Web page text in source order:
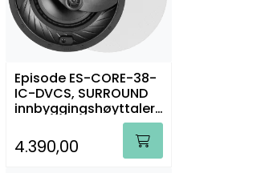
Episode ES-CORE-38-
IC-DVCS, SURROUND
innbyggingshøyttaler,
4.390,00